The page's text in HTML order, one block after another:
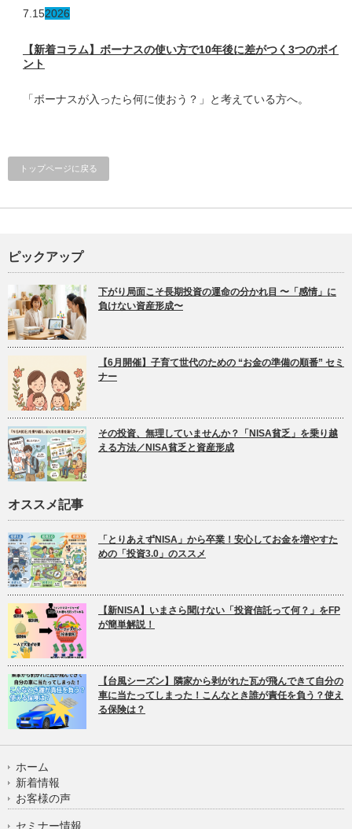
7.152026
【新着コラム】ボーナスの使い方で10年後に差がつく3つのポイ
ント
「ボーナスが入ったら何に使おう？」と考えている方へ。
トップページに戻る
ピックアップ
下がり局面こそ長期投資の運命の分かれ目 〜「感情」に
負けない資産形成〜
【6月開催】子育て世代のための “お金の準備の順番” セミ
ナー
その投資、無理していませんか？「NISA貧乏」を乗り越
える方法／NISA貧乏と資産形成
オススメ記事
「とりあえずNISA」から卒業！安心してお金を増やすた
めの「投資3.0」のススメ
【新NISA】いまさら聞けない「投資信託って何？」をFP
が簡単解説！
【台風シーズン】隣家から剥がれた瓦が飛んできて自分の
車に当たってしまった！こんなとき誰が責任を負う？使え
る保険は？
ホーム
新着情報
お客様の声
セミナー情報